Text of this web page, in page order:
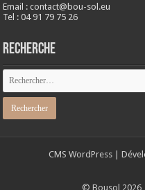
Email : contact@bou-sol.eu
Tel : 04 91 79 75 26
RECHERCHE
CMS WordPress |
© Bousol